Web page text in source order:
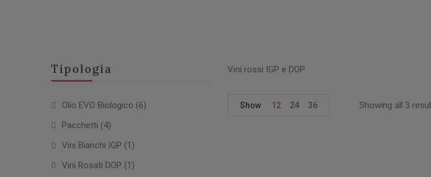
Tipologia
Olio EVO Biologico (6)
Pacchetti (4)
Vini Bianchi IGP (1)
Vini Rosati DOP (1)
Vini rossi IGP e DOP
Showing all 3
Show 12 24 36